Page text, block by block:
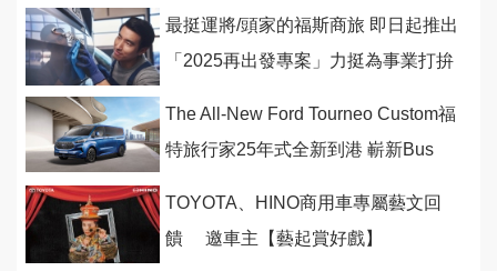
最挺運將/頭家的福斯商旅 即日起推出
「2025再出發專案」力挺為事業打拚
The All-New Ford Tourneo Custom福
特旅行家25年式全新到港 嶄新Bus
TOYOTA、HINO商用車專屬藝文回
饋 邀車主【藝起賞好戲】